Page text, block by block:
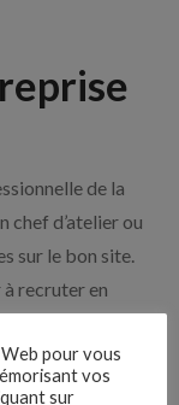
de la
chef d’atelier ou
sur le bon site.
recruter en
pour vous
vos
sur